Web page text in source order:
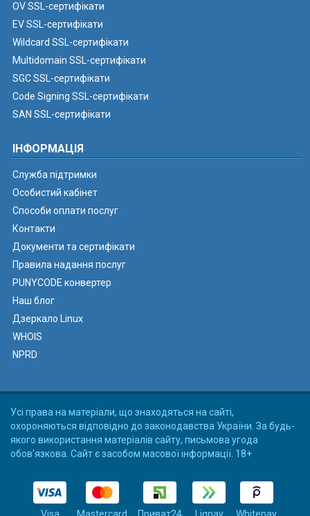
OV SSL-сертифікати
EV SSL-сертифікати
Wildcard SSL-сертифікати
Multidomain SSL-сертифікати
SGC SSL-сертифікати
Code Signing SSL-сертифікати
SAN SSL-сертифікати
ІНФОРМАЦІЯ
Служба підтримки
Особистий кабінет
Способи оплати послуг
Контакти
Документи та сертифікати
Правила надання послуг
PUNYCODE конвертер
Наш блог
Дзеркало Linux
WHOIS
NPRD
Усі права на матеріали, що знаходяться на сайті,
охороняються відповідно до законодавства України. За будь-
якого використання матеріалів сайту, письмова угода
обов'язкова. Сайт є засобом масової інформації. 18+